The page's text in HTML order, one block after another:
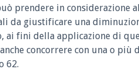
prendere in considerazione
da giustificare una
ai fini della applicazione di
concorrere con una o più
62.